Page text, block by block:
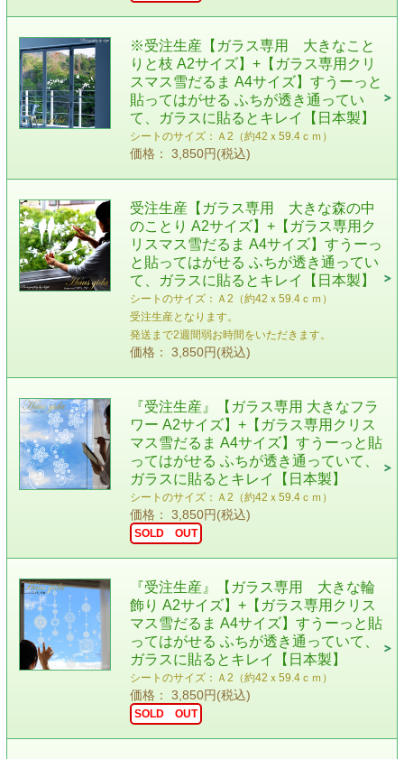
※受注生産【ガラス専用 大きなこと
りと枝 A2サイズ】+【ガラス専用クリ
スマス雪だるま A4サイズ】すうーっと
貼ってはがせる ふちが透き通ってい
て、ガラスに貼るとキレイ【日本製】
シートのサイズ：Ａ2（約42ｘ59.4ｃｍ）
価格： 3,850円(税込)
受注生産【ガラス専用 大きな森の中
のことり A2サイズ】+【ガラス専用ク
リスマス雪だるま A4サイズ】すうーっ
と貼ってはがせる ふちが透き通ってい
て、ガラスに貼るとキレイ【日本製】
シートのサイズ：Ａ2（約42ｘ59.4ｃｍ）
受注生産となります。
発送まで2週間弱お時間をいただきます。
価格： 3,850円(税込)
『受注生産』【ガラス専用 大きなフラ
ワー A2サイズ】+【ガラス専用クリス
マス雪だるま A4サイズ】すうーっと貼
ってはがせる ふちが透き通っていて、
ガラスに貼るとキレイ【日本製】
シートのサイズ：Ａ2（約42ｘ59.4ｃｍ）
価格： 3,850円(税込)
SOLD OUT
『受注生産』【ガラス専用 大きな輪
飾り A2サイズ】+【ガラス専用クリス
マス雪だるま A4サイズ】すうーっと貼
ってはがせる ふちが透き通っていて、
ガラスに貼るとキレイ【日本製】
シートのサイズ：Ａ2（約42ｘ59.4ｃｍ）
価格： 3,850円(税込)
SOLD OUT